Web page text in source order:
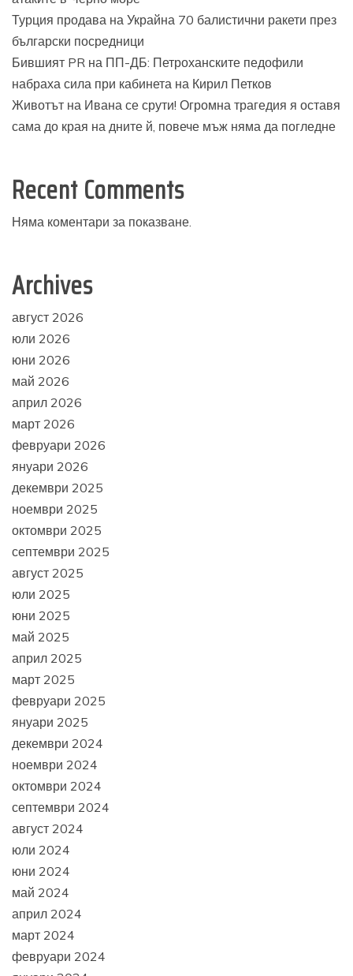
Турция продава на Украйна 70 балистични ракети през
български посредници
Бившият PR на ПП-ДБ: Петроханските педофили
набраха сила при кабинета на Кирил Петков
Животът на Ивана се срути! Огромна трагедия я оставя
сама до края на дните й, повече мъж няма да погледне
Recent Comments
Няма коментари за показване.
Archives
август 2026
юли 2026
юни 2026
май 2026
април 2026
март 2026
февруари 2026
януари 2026
декември 2025
ноември 2025
октомври 2025
септември 2025
август 2025
юли 2025
юни 2025
май 2025
април 2025
март 2025
февруари 2025
януари 2025
декември 2024
ноември 2024
октомври 2024
септември 2024
август 2024
юли 2024
юни 2024
май 2024
април 2024
март 2024
февруари 2024